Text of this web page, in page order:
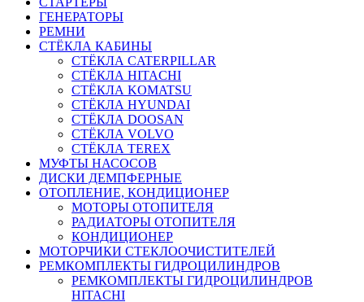
ГЕНЕРАТОРЫ
РЕМНИ
СТЁКЛА КАБИНЫ
СТЁКЛА CATERPILLAR
СТЁКЛА HITACHI
СТЁКЛА KOMATSU
СТЁКЛА HYUNDAI
СТЁКЛА DOOSAN
СТЁКЛА VOLVO
СТЁКЛА TEREX
МУФТЫ НАСОСОВ
ДИСКИ ДЕМПФЕРНЫЕ
ОТОПЛЕНИЕ, КОНДИЦИОНЕР
МОТОРЫ ОТОПИТЕЛЯ
РАДИАТОРЫ ОТОПИТЕЛЯ
КОНДИЦИОНЕР
МОТОРЧИКИ СТЕКЛООЧИСТИТЕЛЕЙ
РЕМКОМПЛЕКТЫ ГИДРОЦИЛИНДРОВ
РЕМКОМПЛЕКТЫ ГИДРОЦИЛИНДРОВ
HITACHI